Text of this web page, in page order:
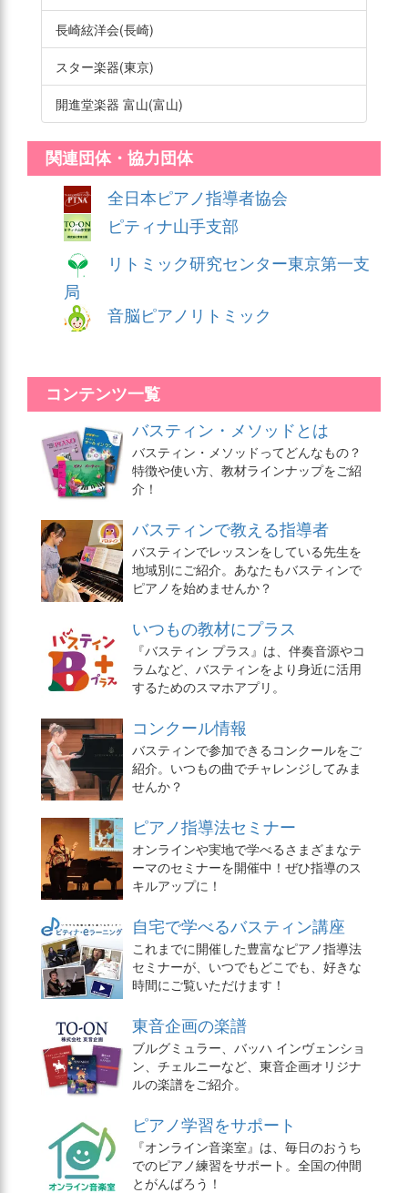
長崎絃洋会(長崎)
スター楽器(東京)
開進堂楽器 富山(富山)
関連団体・協力団体
全日本ピアノ指導者協会
ピティナ山手支部
リトミック研究センター東京第一支
局
音脳ピアノリトミック
コンテンツ一覧
バスティン・メソッドとは
バスティン・メソッドってどんなもの？
特徴や使い方、教材ラインナップをご紹
介！
バスティンで教える指導者
バスティンでレッスンをしている先生を
地域別にご紹介。あなたもバスティンで
ピアノを始めませんか？
いつもの教材にプラス
『バスティン プラス』は、伴奏音源やコ
ラムなど、バスティンをより身近に活用
するためのスマホアプリ。
コンクール情報
バスティンで参加できるコンクールをご
紹介。いつもの曲でチャレンジしてみま
せんか？
ピアノ指導法セミナー
オンラインや実地で学べるさまざまなテ
ーマのセミナーを開催中！ぜひ指導のス
キルアップに！
自宅で学べるバスティン講座
これまでに開催した豊富なピアノ指導法
セミナーが、いつでもどこでも、好きな
時間にご覧いただけます！
東音企画の楽譜
ブルグミュラー、バッハ インヴェンショ
ン、チェルニーなど、東音企画オリジナ
ルの楽譜をご紹介。
ピアノ学習をサポート
『オンライン音楽室』は、毎日のおうち
でのピアノ練習をサポート。全国の仲間
とがんばろう！